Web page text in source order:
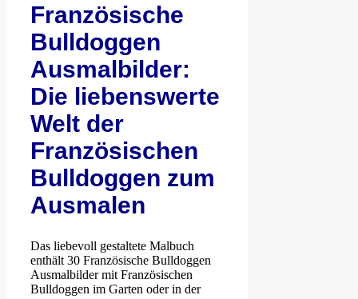
Französische
Bulldoggen
Ausmalbilder:
Die liebenswerte
Welt der
Französischen
Bulldoggen zum
Ausmalen
Das liebevoll gestaltete Malbuch
enthält 30 Französische Bulldoggen
Ausmalbilder mit Französischen
Bulldoggen im Garten oder in der